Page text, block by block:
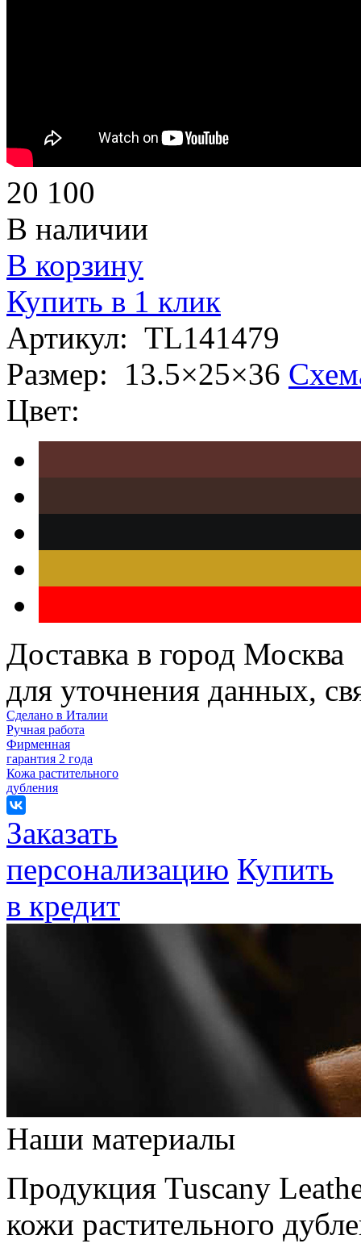
20 100
В наличии
В корзину
Купить в 1 клик
Артикул: TL141479
Размер: 13.5×25×36
Цвет:
Доставка в город Москва
для уточнения данных,
Сделано в Италии
Ручная работа
Фирменная
гарантия 2 года
Кожа растительного
дубления
Заказать
персонализацию Купить
в кредит
Наши материалы
Продукция Tuscany
кожи растительного